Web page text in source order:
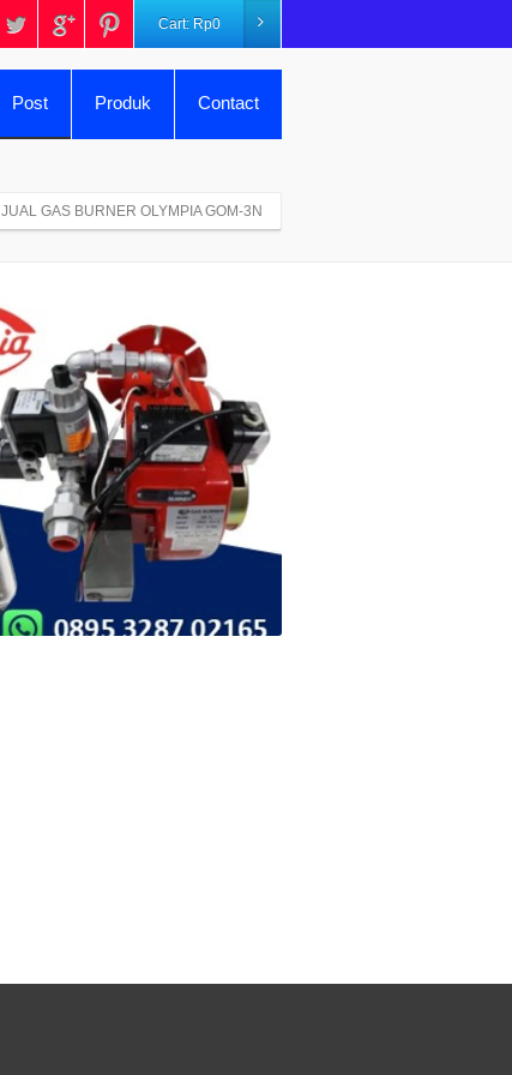
Cart: Rp0
Post Produk Contact
JUAL GAS BURNER OLYMPIA GOM-3N